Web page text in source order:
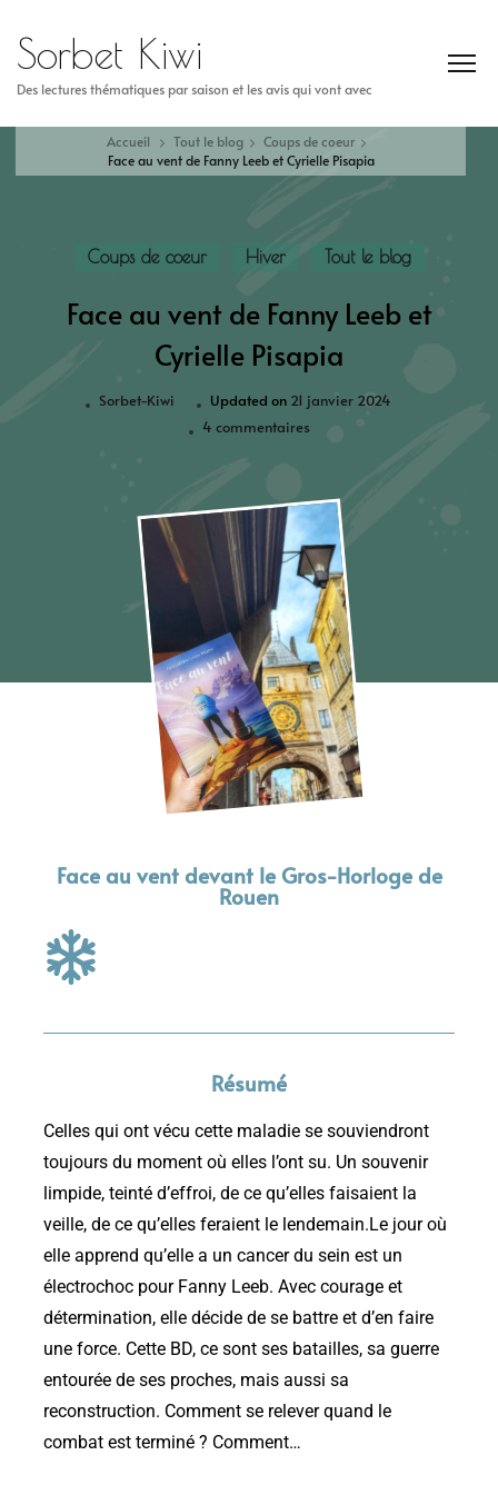
Sorbet Kiwi
Des lectures thématiques par saison et les avis qui vont avec
Accueil Tout le blog
Coups de coeur
Face au vent de Fanny Leeb et Cyrielle Pisapia
Coups de coeur Hiver Tout le blog
Face au vent de Fanny Leeb et
Cyrielle Pisapia
Sorbet-Kiwi Updated on 21 janvier 2024
4 commentaires
Face au vent devant le Gros-Horloge de
Rouen
Résumé
Celles qui ont vécu cette maladie se souviendront
toujours du moment où elles l’ont su. Un souvenir
limpide, teinté d’effroi, de ce qu’elles faisaient la
veille, de ce qu’elles feraient le lendemain.Le jour où
elle apprend qu’elle a un cancer du sein est un
électrochoc pour Fanny Leeb. Avec courage et
détermination, elle décide de se battre et d’en faire
une force. Cette BD, ce sont ses batailles, sa guerre
entourée de ses proches, mais aussi sa
reconstruction. Comment se relever quand le
combat est terminé ? Comment…